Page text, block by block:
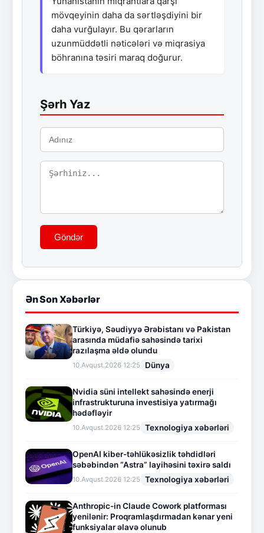
mövqeyinin daha da sərtləşdiyini bir
daha vurğulayır. Bu qərarların
uzunmüddətli nəticələri və miqrasiya
böhranına təsiri maraq doğurur.
Şərh Yaz
Göndər
Ən Son Xəbərlər
Türkiyə, Səudiyyə Ərəbistanı və Pakistan
arasında müdafiə sahəsində tarixi
razılaşma əldə olundu
10.Avqust.2026 12:25 Dünya
Nvidia süni intellekt sahəsində enerji
infrastrukturuna investisiya yatırmağı
hədəfləyir
10.Avqust.2026 12:25 Texnologiya xəbərləri
OpenAI kiber-təhlükəsizlik təhdidləri
səbəbindən “Astra” layihəsini təxirə saldı
10.Avqust.2026 12:25 Texnologiya xəbərləri
Anthropic-in Claude Cowork platforması
yenilənir: Proqramlaşdırmadan kənar yeni
funksiyalar əlavə olunub